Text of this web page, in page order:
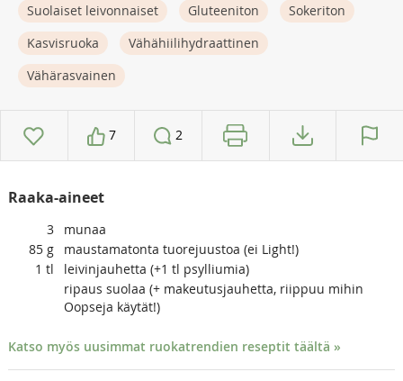
Suolaiset leivonnaiset Gluteeniton
Sokeriton
Kasvisruoka
Vähähiilihydraattinen
Vähärasvainen
7 2
Raaka-aineet
3
munaa
85 g
maustamatonta tuorejuustoa (ei Light!)
1 tl
leivinjauhetta (+1 tl psylliumia)
ripaus suolaa (+ makeutusjauhetta, riippuu mihin
Oopseja käytät!)
Katso myös uusimmat ruokatrendien reseptit täältä »